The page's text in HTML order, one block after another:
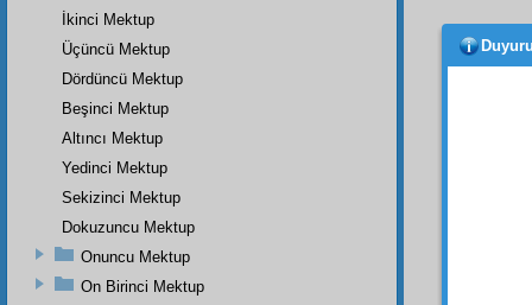
İkinci Mektup
Üçüncü Mektup
Dördüncü Mektup
Beşinci Mektup
Altıncı Mektup
Yedinci Mektup
Sekizinci Mektup
Dokuzuncu Mektup
Onuncu Mektup
On Birinci Mektup
Duyuru